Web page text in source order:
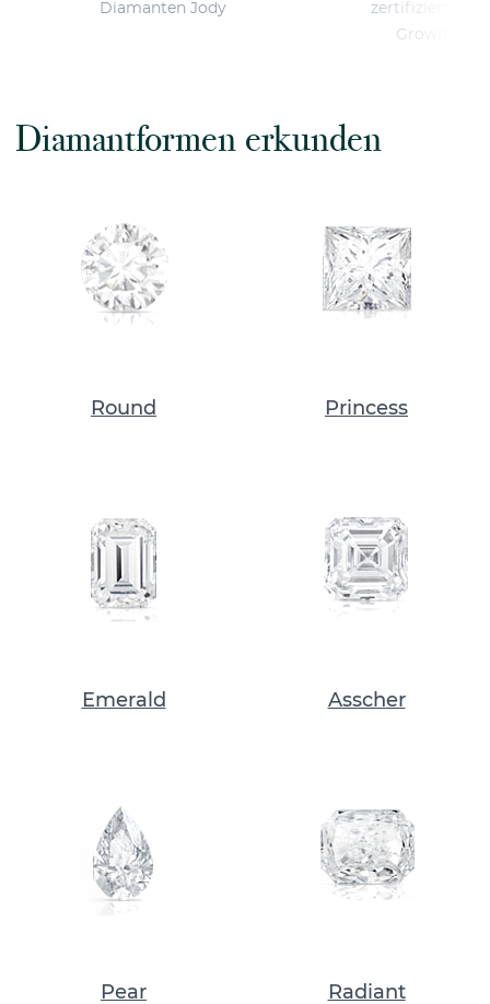
Diamanten Jody
zertifizierten
Grown
Diamantformen erkunden
Round Princess
Emerald Asscher
Pear Radiant